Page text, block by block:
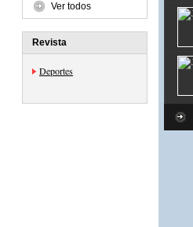
Ver todos
Revista
Deportes